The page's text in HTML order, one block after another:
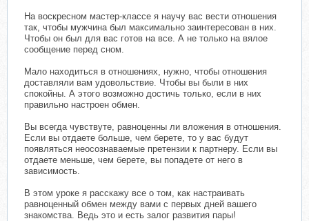
На воскресном мастер-классе я научу вас вести отношения
так, чтобы мужчина был максимально заинтересован в них.
Чтобы он был для вас готов на все. А не только на вялое
сообщение перед сном.
Мало находиться в отношениях, нужно, чтобы отношения
доставляли вам удовольствие. Чтобы вы были в них
спокойны. А этого возможно достичь только, если в них
правильно настроен обмен.
Вы всегда чувствуте, равноценны ли вложения в отношения.
Если вы отдаете больше, чем берете, то у вас будут
появляться неосознаваемые претензии к партнеру. Если вы
отдаете меньше, чем берете, вы попадете от него в
зависимость.
В этом уроке я расскажу все о том, как настраивать
равноценный обмен между вами с первых дней вашего
знакомства. Ведь это и есть залог развития пары!